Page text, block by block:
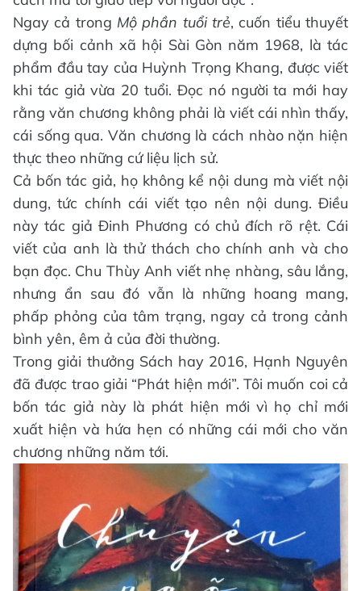
Ngay cả trong Mộ phần tuổi trẻ, cuốn tiểu thuyết
dựng bối cảnh xã hội Sài Gòn năm 1968, là tác
phẩm đầu tay của Huỳnh Trọng Khang, được viết
khi tác giả vừa 20 tuổi. Đọc nó người ta mới hay
rằng văn chương không phải là viết cái nhìn thấy,
cái sống qua. Văn chương là cách nhào nặn hiện
thực theo những cứ liệu lịch sử.
Cả bốn tác giả, họ không kể nội dung mà viết nội
dung, tức chính cái viết tạo nên nội dung. Điều
này tác giả Đinh Phương có chủ đích rõ rệt. Cái
viết của anh là thử thách cho chính anh và cho
bạn đọc. Chu Thùy Anh viết nhẹ nhàng, sâu lắng,
nhưng ẩn sau đó vẫn là những hoang mang,
phấp phỏng của tâm trạng, ngay cả trong cảnh
bình yên, êm ả của đời thường.
Trong giải thưởng Sách hay 2016, Hạnh Nguyên
đã được trao giải “Phát hiện mới”. Tôi muốn coi cả
bốn tác giả này là phát hiện mới vì họ chỉ mới
xuất hiện và hứa hẹn có những cái mới cho văn
chương những năm tới.